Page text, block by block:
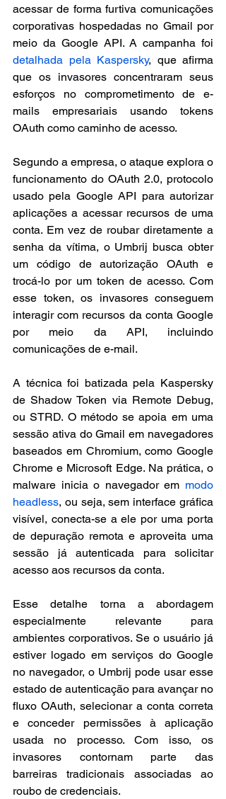
acessar de forma furtiva comunicações
corporativas hospedadas no Gmail por
detalhada pela Kaspersky, que afirma
que os invasores concentraram seus
esforços no comprometimento de e-
mails empresariais usando tokens
OAuth como caminho de acesso.
Segundo a empresa, o ataque explora o
funcionamento do OAuth 2.0, protocolo
usado pela Google API para autorizar
aplicações a acessar recursos de uma
conta. Em vez de roubar diretamente a
senha da vítima, o Umbrij busca obter
um código de autorização OAuth e
trocá-lo por um token de acesso. Com
esse token, os invasores conseguem
interagir com recursos da conta Google
por meio da API, incluindo
comunicações de e-mail.
A técnica foi batizada pela Kaspersky
de Shadow Token via Remote Debug,
ou STRD. O método se apoia em uma
sessão ativa do Gmail em navegadores
baseados em Chromium, como Google
Chrome e Microsoft Edge. Na prática, o
malware inicia o navegador em modo
headless, ou seja, sem interface gráfica
visível, conecta-se a ele por uma porta
de depuração remota e aproveita uma
sessão já autenticada para solicitar
acesso aos recursos da conta.
Esse detalhe torna a abordagem
especialmente relevante para
ambientes corporativos. Se o usuário já
estiver logado em serviços do Google
no navegador, o Umbrij pode usar esse
estado de autenticação para avançar no
fluxo OAuth, selecionar a conta correta
e conceder permissões à aplicação
usada no processo. Com isso, os
invasores contornam parte das
barreiras tradicionais associadas ao
roubo de credenciais.